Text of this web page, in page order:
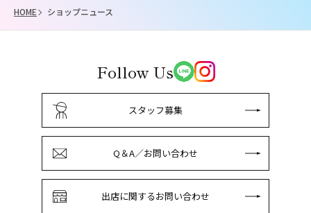
HOME ショップニュース
Follow Us
スタッフ募集
Q＆A／お問い合わせ
出店に関するお問い合わせ